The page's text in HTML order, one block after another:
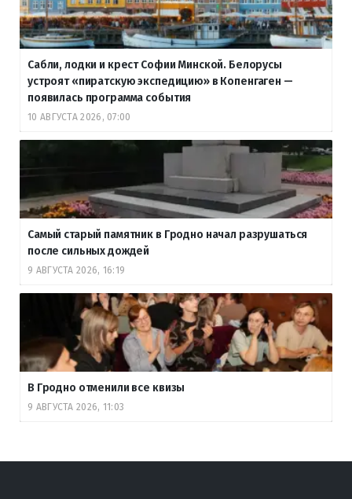
Сабли, лодки и крест Софии Минской. Белорусы
устроят «пиратскую экспедицию» в Копенгаген —
появилась программа события
10 АВГУСТА 2026, 07:00
Самый старый памятник в Гродно начал разрушаться
после сильных дождей
9 АВГУСТА 2026, 16:19
В Гродно отменили все квизы
9 АВГУСТА 2026, 11:03